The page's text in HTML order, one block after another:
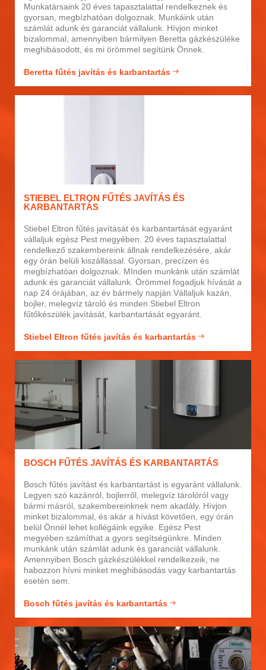
Munkatársaink 20 éves tapasztalattal rendelkeznek és
gyorsan, megbízhatóan dolgoznak. Munkáink után
számlát adunk és garanciát vállalunk. Hívjon minket
bizalommal, amennyiben bármilyen Beretta gázkészüléke
meghibásodott, és mi örömmel segítünk Önnek.
Beretta fűtés javítás és karbantartás
STIEBEL ELTRON FŰTÉS JAVÍTÁS ÉS
KARBANTARTÁS
Stiebel Eltron fűtés javítását és karbantartását egyaránt
vállaljuk egész Pest megyében. 20 éves tapasztalattal
rendelkező szakembereink állnak rendelkezésére, akár
egy órán belüli kiszállással. Gyorsan, precízen és
megbízhatóan dolgoznak. MInden munkánk után számlát
adunk és garanciát vállalunk. Örömmel fogadjuk hívását a
nap 24 órájában, az év bármely napján.Vállaljuk kazán,
bojler, melegvíz tároló és minden Stiebel Eltron
fűtőkészülék javítását, karbantartását egyaránt.
Stiebel Eltron fűtés javítás és karbantartás
BOSCH FŰTÉS JAVÍTÁS ÉS KARBANTARTÁS
Bosch fűtés javítást és karbantartást is egyaránt vállalunk.
Legyen szó kazánról, bojlerről, melegvíz tárolóról vagy
bármi másról, szakembereinknek nem akadály. Hívjon
minket bizalommal, és akár a hívást követően, egy órán
belül Önnél lehet kollégáink egyike. Egész Pest
megyében számíthat a gyors segítségünkre. Minden
munkánk után számlát adunk és garanciát vállalunk.
Amennyiben Bosch gázkészülékkel rendelkezeik, ne
habozzon hívni minket meghibásodás vagy karbantartás
esetén sem.
Bosch fűtés javítás és karbantartás